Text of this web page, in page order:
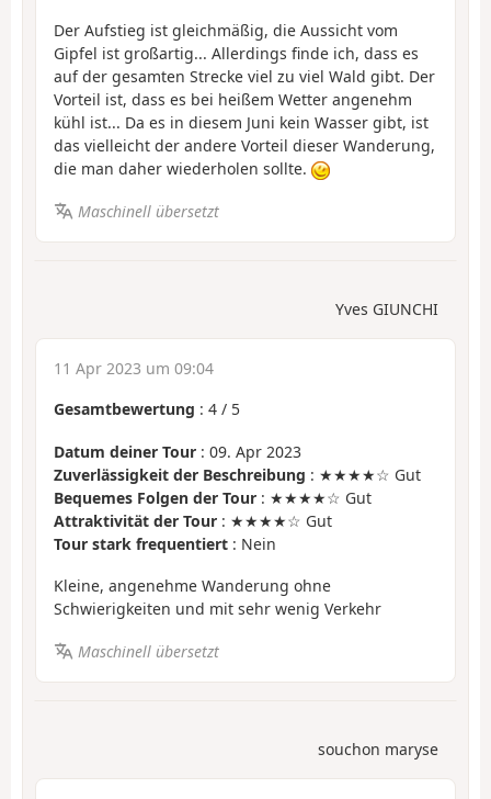
Der Aufstieg ist gleichmäßig, die Aussicht vom
Gipfel ist großartig... Allerdings finde ich, dass es
auf der gesamten Strecke viel zu viel Wald gibt. Der
Vorteil ist, dass es bei heißem Wetter angenehm
kühl ist... Da es in diesem Juni kein Wasser gibt, ist
das vielleicht der andere Vorteil dieser Wanderung,
die man daher wiederholen sollte.
Maschinell übersetzt
Yves GIUNCHI
11 Apr 2023 um 09:04
Gesamtbewertung : 4 / 5
Datum deiner Tour : 09. Apr 2023
Zuverlässigkeit der Beschreibung : ★★★★☆ Gut
Bequemes Folgen der Tour : ★★★★☆ Gut
Attraktivität der Tour : ★★★★☆ Gut
Tour stark frequentiert : Nein
Kleine, angenehme Wanderung ohne
Schwierigkeiten und mit sehr wenig Verkehr
Maschinell übersetzt
souchon maryse